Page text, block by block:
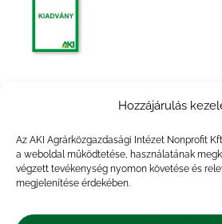
Hozzájárulás
Az AKI Agrárközgazdasági Intézet Nonprofit
a weboldal működtetése, használatának
végzett tevékenység nyomon követése és
megjelenítése érdekében.
Agrárpiaci